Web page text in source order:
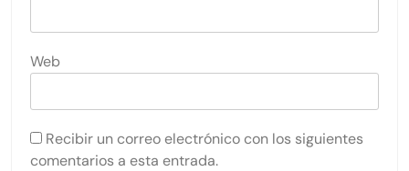
Web
Recibir un correo electrónico con los siguientes
comentarios a esta entrada.